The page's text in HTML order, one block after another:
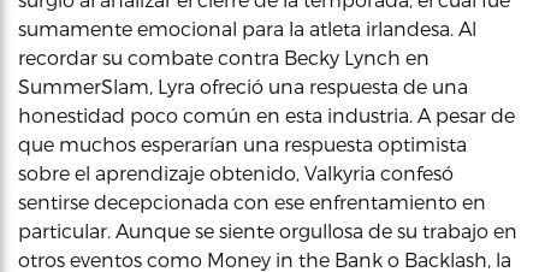
sumamente emocional para la atleta irlandesa. Al
recordar su combate contra Becky Lynch en
SummerSlam, Lyra ofreció una respuesta de una
honestidad poco común en esta industria. A pesar de
que muchos esperarían una respuesta optimista
sobre el aprendizaje obtenido, Valkyria confesó
sentirse decepcionada con ese enfrentamiento en
particular. Aunque se siente orgullosa de su trabajo en
otros eventos como Money in the Bank o Backlash, la